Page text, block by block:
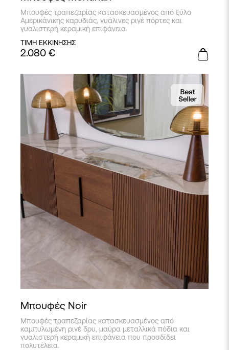
Μπουφές τραπεζαρίας κατασκευασμένος από ξύλο
Αμερικάνικης καρυδιάς, γυάλινες ριγέ πόρτες και
γυαλιστερή κεραμική επιφάνεια.
ΤΙΜΗ ΕΚΚΙΝΗΣΗΣ
2.080 €
Μπουφές Noir
Μπουφές τραπεζαρίας κατασκευασμένος από
καμπυλωμένη ριγέ δρυ, μαύρα μεταλλικά πόδια και
γυαλιστερή κεραμική επιφάνεια που προσδίδει
πολυτέλεια.